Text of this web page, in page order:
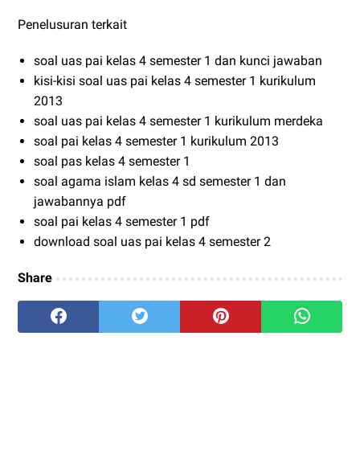
Penelusuran terkait
soal uas pai kelas 4 semester 1 dan kunci jawaban
kisi-kisi soal uas pai kelas 4 semester 1 kurikulum
2013
soal uas pai kelas 4 semester 1 kurikulum merdeka
soal pai kelas 4 semester 1 kurikulum 2013
soal pas kelas 4 semester 1
soal agama islam kelas 4 sd semester 1 dan
jawabannya pdf
soal pai kelas 4 semester 1 pdf
download soal uas pai kelas 4 semester 2
Share